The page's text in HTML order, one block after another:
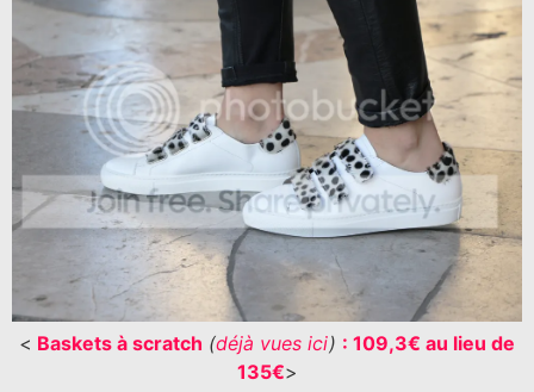
< Baskets à scratch (déjà vues ici) : 109,3€ au lieu de
135€>